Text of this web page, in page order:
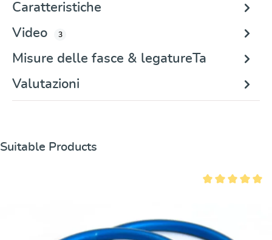
Caratteristiche
Video
3
Misure delle fasce & legatureTa
Valutazioni
Salta la galleria dei prodotti
Suitable Products